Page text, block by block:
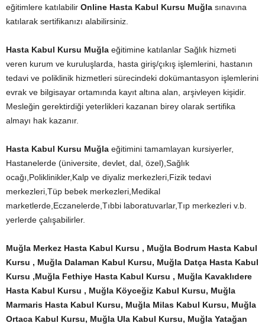
eğitimlere katılabilir Online Hasta Kabul Kursu Muğla sınavına
katılarak sertifikanızı alabilirsiniz.
Hasta Kabul Kursu Muğla eğitimine katılanlar Sağlık hizmeti
veren kurum ve kuruluşlarda, hasta giriş/çıkış işlemlerini, hastanın
tedavi ve poliklinik hizmetleri sürecindeki dokümantasyon işlemlerini
evrak ve bilgisayar ortamında kayıt altına alan, arşivleyen kişidir.
Mesleğin gerektirdiği yeterlikleri kazanan birey olarak sertifika
almayı hak kazanır.
Hasta Kabul Kursu Muğla eğitimini tamamlayan kursiyerler,
Hastanelerde (üniversite, devlet, dal, özel),Sağlık
ocağı,Poliklinikler,Kalp ve diyaliz merkezleri,Fizik tedavi
merkezleri,Tüp bebek merkezleri,Medikal
marketlerde,Eczanelerde,Tıbbi laboratuvarlar,Tıp merkezleri v.b.
yerlerde çalışabilirler.
Muğla Merkez Hasta Kabul Kursu , Muğla Bodrum Hasta Kabul
Kursu , Muğla Dalaman Kabul Kursu, Muğla Datça Hasta Kabul
Kursu ,Muğla Fethiye Hasta Kabul Kursu , Muğla Kavaklıdere
Hasta Kabul Kursu , Muğla Köyceğiz Kabul Kursu, Muğla
Marmaris Hasta Kabul Kursu, Muğla Milas Kabul Kursu, Muğla
Ortaca Kabul Kursu, Muğla Ula Kabul Kursu, Muğla Yatağan